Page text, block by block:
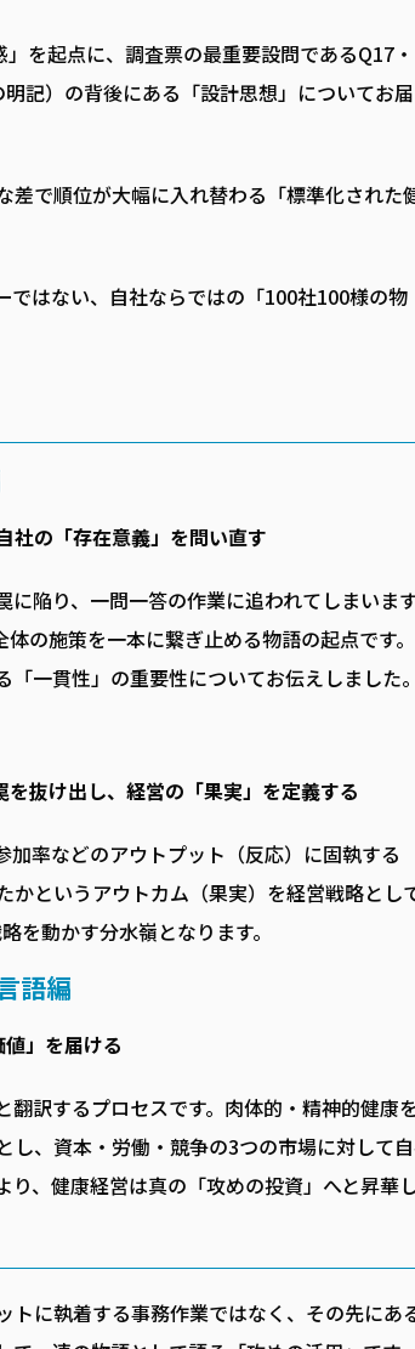
を起点に、調査票の最重要設問であるQ17・
記）の背後にある「設計思想」についてお
で順位が大幅に入れ替わる「標準化された
はない、自社ならではの「100社100様の物
社の「存在意義」を問い直す
陥り、一問一答の作業に追われてしまいま
の施策を一本に繋ぎ止める物語の起点です
一貫性」の重要性についてお伝えしました
抜け出し、経営の「果実」を定義する
率などのアウトプット（反応）に固執する
かというアウトカム（果実）を経営戦略とし
を動かす分水嶺となります。
語編
」を届ける
訳するプロセスです。肉体的・精神的健康
し、資本・労働・競争の3つの市場に対して
、健康経営は真の「攻めの投資」へと昇華
に執着する事務作業ではなく、その先にあ